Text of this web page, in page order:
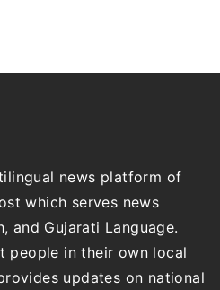
news platform of
which serves news
and Gujarati Language.
people in their own local
updates on national